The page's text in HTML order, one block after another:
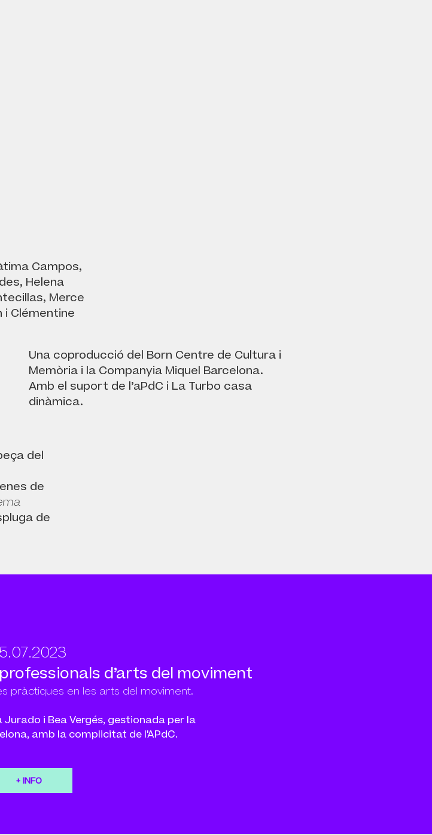
Campos,
Helena
Merce
i Clémentine
Una coproducció del Born Centre de Cultura i
Memòria i la Companyia Miquel Barcelona.
Amb el suport de l’aPdC i La Turbo casa
dinàmica.
del
de
de
d’arts del moviment
pràctiques en les arts del moviment.
i Bea Vergés, gestionada per la
amb la complicitat de l'APdC.
+ INFO